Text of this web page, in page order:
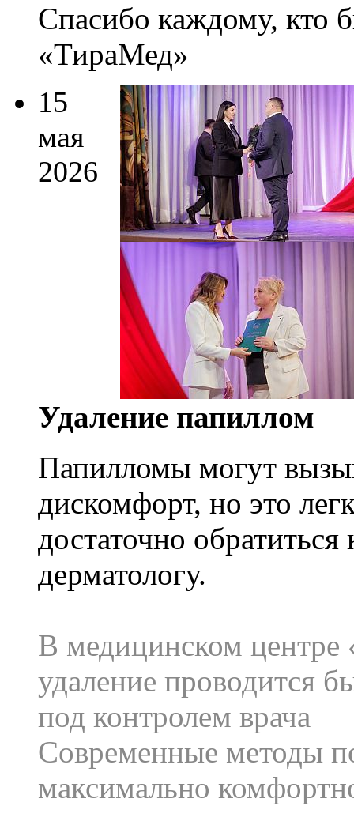
Спасибо каждому, кто
«ТираМед»
15
мая
2026
Удаление папиллом
Папилломы могут
дискомфорт, но это
достаточно обратиться
дерматологу.
В медицинском
удаление проводится
под контролем врача
Современные методы
максимально